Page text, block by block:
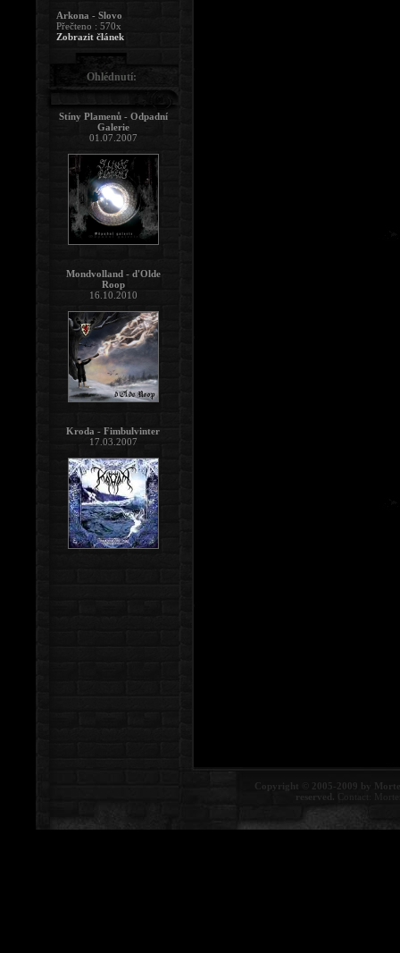
Copyright © 2005-2009 by
reserved. Contact:
Arkona - Slovo
Přečteno : 570x
Zobrazit článek
Ohlédnutí:
Stíny Plamenů - Odpadní
Galerie
01.07.2007
Mondvolland - d'Olde
Roop
16.10.2010
Kroda - Fimbulvinter
17.03.2007